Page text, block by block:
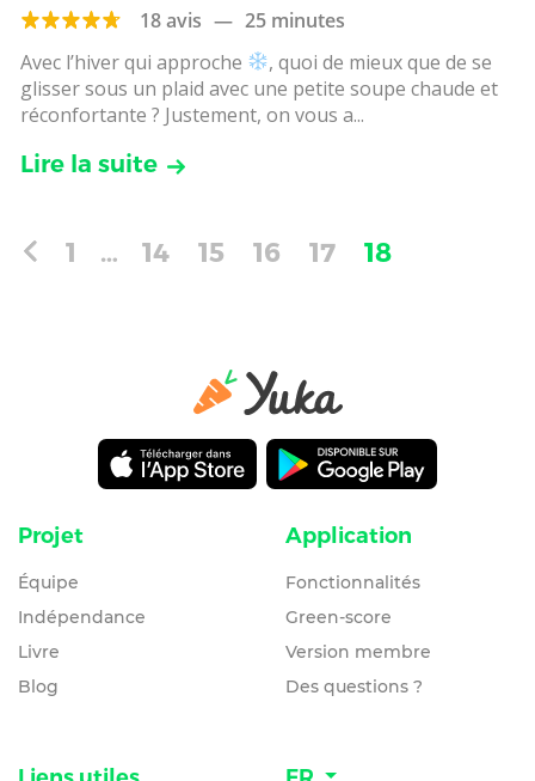
18 avis — 25 minutes
Avec l’hiver qui approche
, quoi de mieux que de se
glisser sous un plaid avec une petite soupe chaude et
réconfortante ? Justement, on vous a...
Lire la suite
1 … 14 15 16 17 18
Projet
Équipe
Indépendance
Livre
Blog
Application
Fonctionnalités
Green-score
Version membre
Des questions ?